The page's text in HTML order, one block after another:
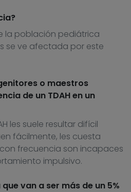
la población pediátrica
se ve afectada por este
o maestros
de un TDAH en un
les suele resultar difícil
fácilmente, les cuesta
frecuencia son incapaces
impulsivo.
van a ser más de un 5%